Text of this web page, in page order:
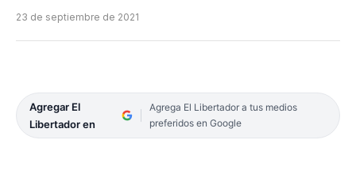
23 de septiembre de 2021
Agregar El
Libertador en
Agrega El Libertador a tus medios
preferidos en Google